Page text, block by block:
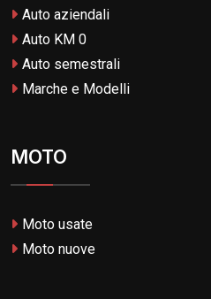
Auto aziendali
Auto KM 0
Auto semestrali
Marche e Modelli
MOTO
Moto usate
Moto nuove